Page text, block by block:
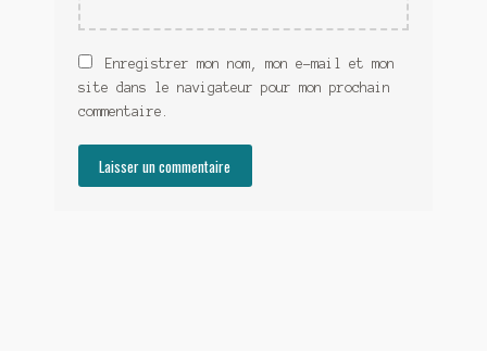
Enregistrer mon nom, mon e-mail et mon
site dans le navigateur pour mon prochain
commentaire.